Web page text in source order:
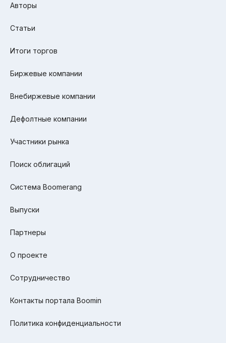
Авторы
Статьи
Итоги торгов
Биржевые компании
Внебиржевые компании
Дефолтные компании
Участники рынка
Поиск облигаций
Система Boomerang
Выпуски
Партнеры
О проекте
Сотрудничество
Контакты портала Boomin
Политика конфиденциальности